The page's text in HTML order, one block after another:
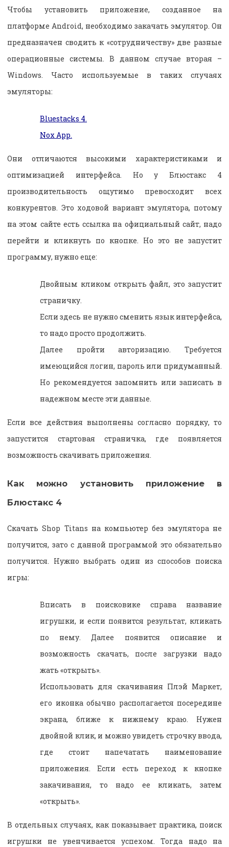
Чтобы установить приложение, созданное на
платформе Android, необходимо закачать эмулятор. Он
предназначен сводить к «сотрудничеству» две разные
операционные системы. В данном случае вторая –
Windows. Часто используемые в таких случаях
эмуляторы:
Bluestacks 4.
Nox App.
Они отличаются высокими характеристиками и
оптимизацией интерфейса. Но у Блюстакс 4
производительность ощутимо превосходит всех
конкурентов. Это ходовой вариант эмулятора, потому
на этом сайте есть ссылка на официальный сайт, надо
перейти и кликнуть по кнопке. Но это не запустит
программу, нужно еще:
Двойным кликом открыть файл, это запустит
страничку.
Если здесь не нужно сменить язык интерфейса,
то надо просто продолжить.
Далее пройти авторизацию. Требуется
имеющийся логин, пароль или придуманный.
Но рекомендуется запомнить или записать в
надежном месте эти данные.
Если все действия выполнены согласно порядку, то
запустится стартовая страничка, где появляется
возможность скачивать приложения.
Как можно установить приложение в
Блюстакс 4
Скачать Shop Titans на компьютер без эмулятора не
получится, зато с данной программой это обязательно
получится. Нужно выбрать один из способов поиска
игры:
Вписать в поисковике справа название
игрушки, и если появится результат, кликать
по нему. Далее появится описание и
возможность скачать, после загрузки надо
жать «открыть».
Использовать для скачивания Плэй Маркет,
его иконка обычно располагается посередине
экрана, ближе к нижнему краю. Нужен
двойной клик, и можно увидеть строчку ввода,
где стоит напечатать наименование
приложения. Если есть переход к кнопке
закачивания, то надо ее кликать, затем
«открыть».
В отдельных случаях, как показывает практика, поиск
игрушки не увенчивается успехом. Тогда надо на